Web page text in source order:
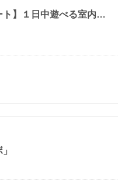
【ファンタジーキッズリゾート】１日中遊べる室内遊園地